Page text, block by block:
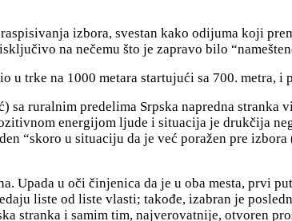
izbora, svestan kako odijuma koji
na nečemu što je zapravo bilo
u trke na 1000 metara startujući sa 700. metra, i
sa ruralnim predelima Srpska napredna stranka
energijom ljude i situacija je drukčija
“skoro u situaciju da je već poražen pre
Upada u oči činjenica da je u oba mesta, prvi
liste od liste vlasti; takođe, izabran je
stranka i samim tim, najverovatnije, otvoren